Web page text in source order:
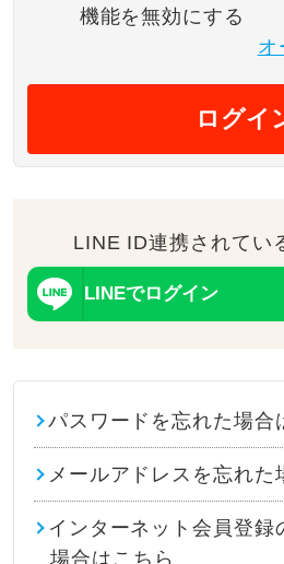
機能を無効にする
オ
ログイ
LINE ID連携されてい
LINEでログイン
パスワードを忘れた場合
メールアドレスを忘れた
インターネット会員登録
場合はこちら